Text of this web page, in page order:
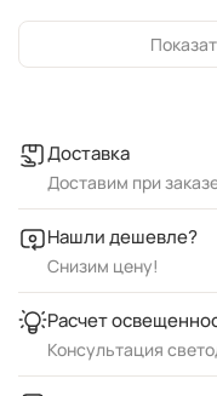
Доставка
Доставим при
Нашли дешевле?
Снизим цену!
Расчет
Консультация